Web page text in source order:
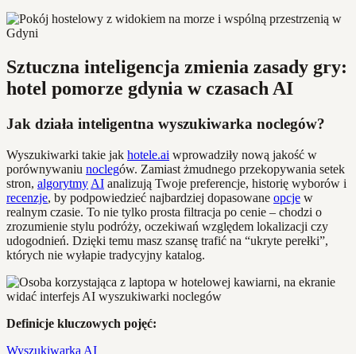
Sztuczna inteligencja zmienia zasady gry:
hotel pomorze gdynia w czasach AI
Jak działa inteligentna wyszukiwarka noclegów?
Wyszukiwarki takie jak hotele.ai wprowadziły nową jakość w
porównywaniu noclegów. Zamiast żmudnego przekopywania setek
stron, algorytmy AI analizują Twoje preferencje, historię wyborów i
recenzje, by podpowiedzieć najbardziej dopasowane opcje w
realnym czasie. To nie tylko prosta filtracja po cenie – chodzi o
zrozumienie stylu podróży, oczekiwań względem lokalizacji czy
udogodnień. Dzięki temu masz szansę trafić na “ukryte perełki”,
których nie wyłapie tradycyjny katalog.
Definicje kluczowych pojęć:
Wyszukiwarka AI